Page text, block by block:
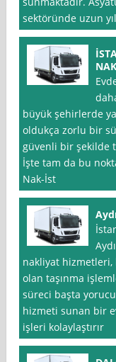
sektöründe uzun
büyük şehirlerde
oldukça zorlu bir
güvenli bir şekilde
İşte tam da bu
Nak-İst
nakliyat hizmetleri,
olan taşınma
süreci başta
hizmeti sunan bir
işleri kolaylaştırır